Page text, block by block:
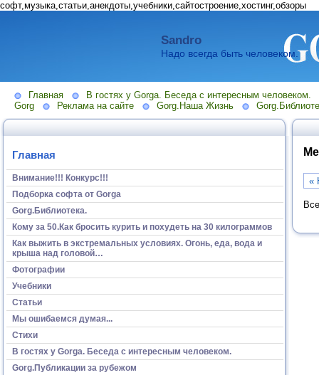
софт,музыка,статьи,анекдоты,учебники,сайтостроение,хостинг,обзоры
Sandro
Надо всегда быть человеком.
Главная
В гостях у Gorga. Беседа с интересным человеком.
Gorg
Реклама на сайте Gorg.Наша Жизнь
Главная
Внимание!!! Конкурс!!!
Подборка софта от Gorga
Gorg.Библиотека.
Кому за 50.Как бросить курить и похудеть на 30 килограммов
Как выжить в экстремальных условиях. Огонь, еда, вода и
крыша над головой…
Фотографии
Учебники
Статьи
Мы ошибаемся думая...
Стихи
В гостях у Gorga. Беседа с интересным человеком.
Gorg.Публикации за рубежом
«